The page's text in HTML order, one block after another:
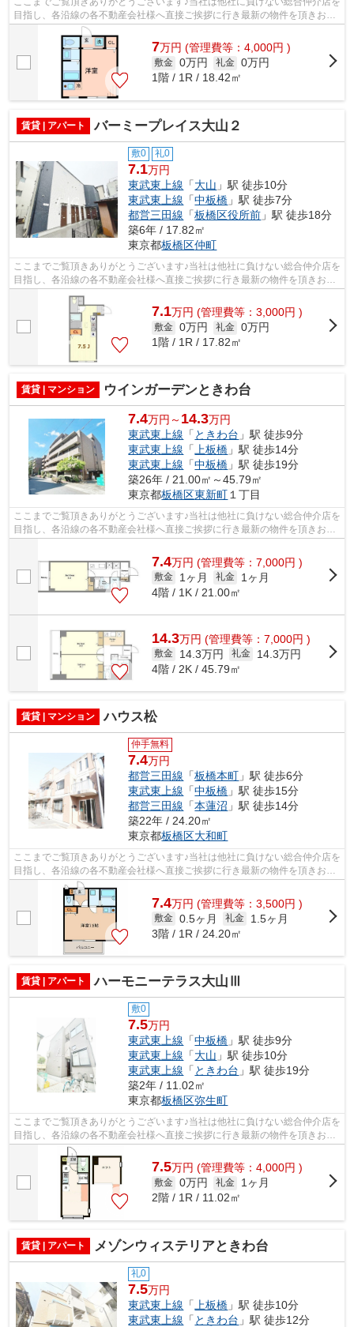
目指し、各沿線の各不動産会社様へ直接ご挨拶に行き最新の物件を頂きお客
様へ提供しております！最新の情報は...
7万円 (管理費等：4,000円 )
敷金 0万円 礼金 0万円
1階 / 1R / 18.42㎡
賃貸 | アパート バーミープレイス大山２
敷0 礼0
7.1万円
東武東上線 「大山 」駅 徒歩10分
東武東上線 「中板橋 」駅 徒歩7分
都営三田線 「板橋区役所前 」駅 徒歩18分
築6年 / 17.82㎡
東京都板橋区仲町
ここまでご覧頂きありがとうございます♪当社は他社に負けない総合仲介店を
目指し、各沿線の各不動産会社様へ直接ご挨拶に行き最新の物件を頂きお客
様へ提供しております！最新の情報は...
7.1万円 (管理費等：3,000円 )
敷金 0万円 礼金 0万円
1階 / 1R / 17.82㎡
賃貸 | マンション ウインガーデンときわ台
7.4万円～ 14.3万円
東武東上線 「 ときわ台 」駅 徒歩9分
東武東上線 「上板橋 」駅 徒歩14分
東武東上線 「中板橋 」駅 徒歩19分
築26年 / 21.00㎡～45.79㎡
東京都板橋区東新町１丁目
ここまでご覧頂きありがとうございます♪当社は他社に負けない総合仲介店を
目指し、各沿線の各不動産会社様へ直接ご挨拶に行き最新の物件を頂きお客
7.4万円 (管理費等：7,000円 )
敷金 1ヶ月 礼金
1ヶ月
4階 / 1K / 21.00㎡
14.3万円 (管理費等：7,000円 )
敷金 14.3万円 礼金
14.3万円
4階 / 2K / 45.79㎡
賃貸 | マンション ハウス松
仲手無料
7.4万円
都営三田線 「板橋本町 」駅 徒歩6分
東武東上線 「中板橋 」駅 徒歩15分
都営三田線 「本蓮沼 」駅 徒歩14分
築22年 / 24.20㎡
東京都板橋区大和町
ここまでご覧頂きありがとうございます♪当社は他社に負けない総合仲介店を
目指し、各沿線の各不動産会社様へ直接ご挨拶に行き最新の物件を頂きお客
様へ提供しております！最新の情報は...
7.4万円 (管理費等：3,500円 )
敷金 0.5ヶ月 礼金
1.5ヶ月
3階 / 1R / 24.20㎡
賃貸 | アパート ハーモニーテラス大山Ⅲ
敷0
7.5万円
東武東上線 「中板橋 」駅 徒歩9分
東武東上線 「大山 」駅 徒歩10分
東武東上線 「 ときわ台 」駅 徒歩19分
築2年 / 11.02㎡
東京都板橋区弥生町
ここまでご覧頂きありがとうございます♪当社は他社に負けない総合仲介店を
目指し、各沿線の各不動産会社様へ直接ご挨拶に行き最新の物件を頂きお客
様へ提供しております！最新の情報は...
7.5万円 (管理費等：4,000円 )
敷金 0万円 礼金
1ヶ月
2階 / 1R / 11.02㎡
賃貸 | アパート メゾンウィステリアときわ台
礼0
7.5万円
東武東上線 「 上板橋 」駅 徒歩10分
東武東上線 「 ときわ台 」駅 徒歩12分